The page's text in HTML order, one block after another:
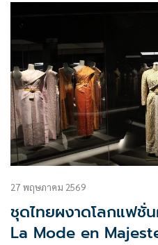
27 พฤษภาคม 2569
ชุดไทยผงาดโลกแฟชั่
La Mode en